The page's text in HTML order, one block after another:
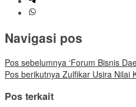
Navigasi pos
Pos sebelumnya ‘Forum Bisnis
Pos berikutnya Zulfikar Usira Nilai
Pos terkait